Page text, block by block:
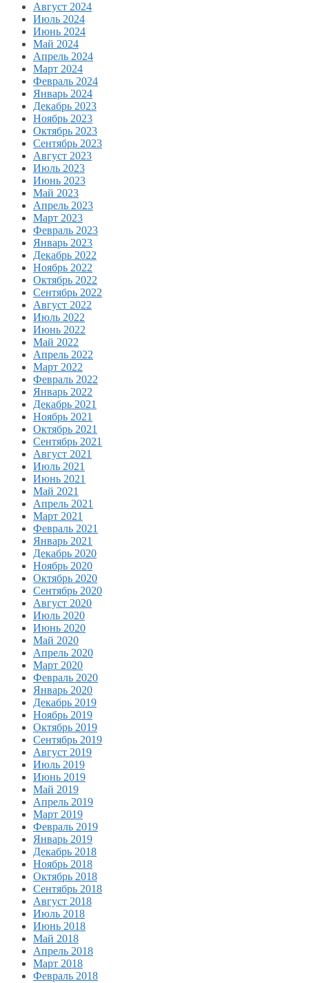
Август 2024
Июль 2024
Июнь 2024
Май 2024
Апрель 2024
Март 2024
Февраль 2024
Январь 2024
Декабрь 2023
Ноябрь 2023
Октябрь 2023
Сентябрь 2023
Август 2023
Июль 2023
Июнь 2023
Май 2023
Апрель 2023
Март 2023
Февраль 2023
Январь 2023
Декабрь 2022
Ноябрь 2022
Октябрь 2022
Сентябрь 2022
Август 2022
Июль 2022
Июнь 2022
Май 2022
Апрель 2022
Март 2022
Февраль 2022
Январь 2022
Декабрь 2021
Ноябрь 2021
Октябрь 2021
Сентябрь 2021
Август 2021
Июль 2021
Июнь 2021
Май 2021
Апрель 2021
Март 2021
Февраль 2021
Январь 2021
Декабрь 2020
Ноябрь 2020
Октябрь 2020
Сентябрь 2020
Август 2020
Июль 2020
Июнь 2020
Май 2020
Апрель 2020
Март 2020
Февраль 2020
Январь 2020
Декабрь 2019
Ноябрь 2019
Октябрь 2019
Сентябрь 2019
Август 2019
Июль 2019
Июнь 2019
Май 2019
Апрель 2019
Март 2019
Февраль 2019
Январь 2019
Декабрь 2018
Ноябрь 2018
Октябрь 2018
Сентябрь 2018
Август 2018
Июль 2018
Июнь 2018
Май 2018
Апрель 2018
Март 2018
Февраль 2018